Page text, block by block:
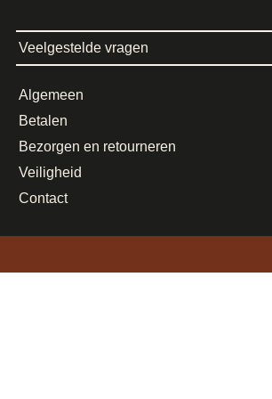
Veelgestelde vragen
Algemeen
Betalen
Bezorgen en retourneren
Veiligheid
Contact